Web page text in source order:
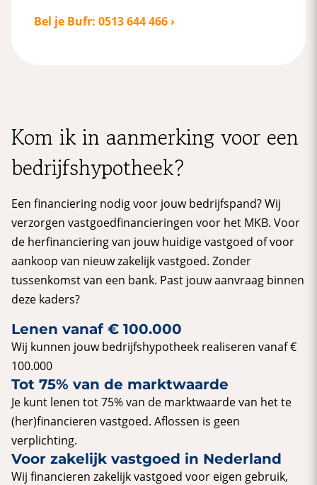
Bel je Bufr: 0513 644 466 ›
Kom ik in aanmerking voor een
bedrijfshypotheek?
Een financiering nodig voor jouw bedrijfspand? Wij
verzorgen vastgoedfinancieringen voor het MKB. Voor
de herfinanciering van jouw huidige vastgoed of voor
aankoop van nieuw zakelijk vastgoed. Zonder
tussenkomst van een bank. Past jouw aanvraag binnen
deze kaders?
Lenen vanaf € 100.000
Wij kunnen jouw bedrijfshypotheek realiseren vanaf €
100.000
Tot 75% van de marktwaarde
Je kunt lenen tot 75% van de marktwaarde van het te
(her)financieren vastgoed. Aflossen is geen
verplichting.
Voor zakelijk vastgoed in Nederland
Wij financieren zakelijk vastgoed voor eigen gebruik,